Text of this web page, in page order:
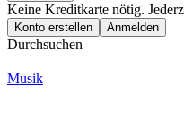
Keine Kreditkarte nötig.
Konto erstellen Anmelden
Durchsuchen
Musik